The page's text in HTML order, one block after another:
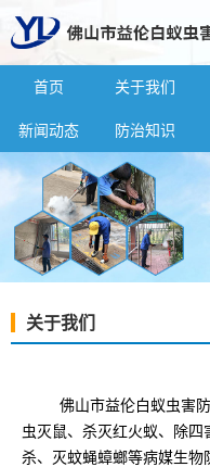
首页 关于我们
新闻动态 防治知识
关于我们
佛山市益伦白蚁虫害
虫灭鼠、杀灭红火蚁、除
杀、灭蚊蝇蟑螂等病媒生物